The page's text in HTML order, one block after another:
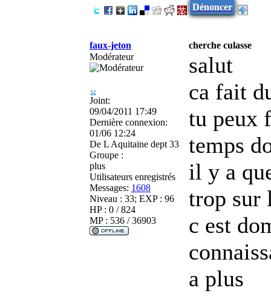
Dénoncer
faux-jeton
cherche culasse
Modérateur
Joint:
09/04/2011 17:49
Dernière connexion:
01/06 12:24
De L Aquitaine dept 33
Groupe :
plus
Utilisateurs enregistrés
Messages: 1608
Niveau : 33; EXP : 96
HP : 0 / 824
MP : 536 / 36903
salut
ca fait
tu peux
temps
il y a
trop sur
c est
a plus